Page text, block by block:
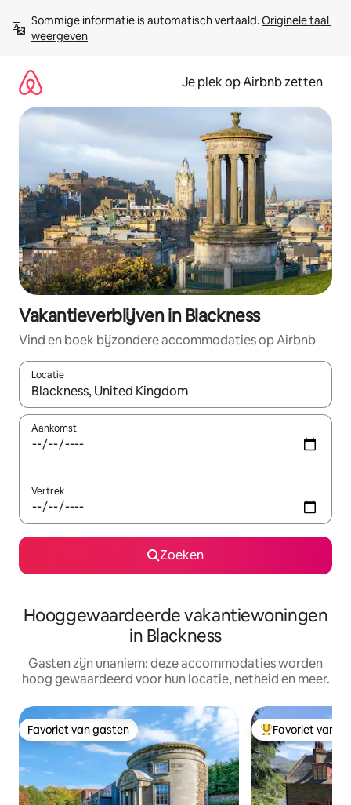
direct
naar
Sommige informatie is automatisch vertaald. Originele taal
weergeven
Je plek op Airbnb zetten
Vakantieverblijven in Blackness
Vind en boek bijzondere accommodaties op Airbnb
Locatie
Wanneer er resultaten beschikbaar zijn, maak je een keuze
Aankomst
Vertrek
Zoeken
Hooggewaardeerde vakantiewoningen
in Blackness
Gasten zijn unaniem: deze accommodaties worden
hoog gewaardeerd voor hun locatie, netheid en meer.
Favoriet van gasten
Favoriet van gasten Topfavoriet van
Favoriet van